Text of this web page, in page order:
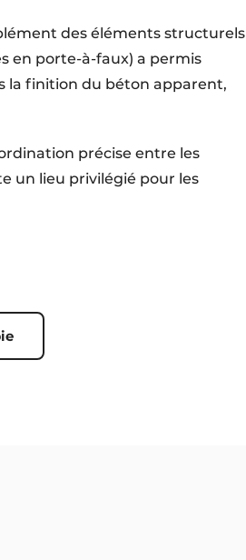
des éléments structurels
en porte-à-faux) a permis
la finition du béton apparent,
précise entre les
un lieu privilégié pour les